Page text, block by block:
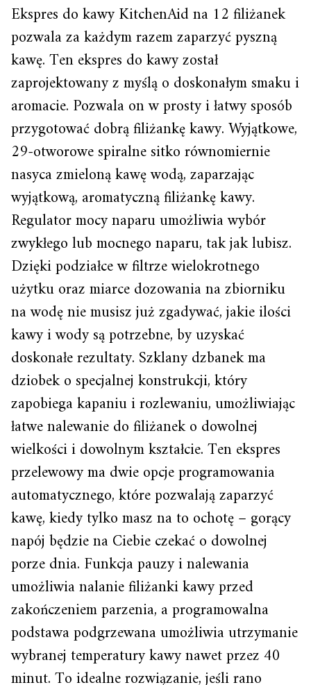
Ekspres do kawy KitchenAid na 12 filiżanek
pozwala za każdym razem zaparzyć pyszną
kawę. Ten ekspres do kawy został
zaprojektowany z myślą o doskonałym smaku i
aromacie. Pozwala on w prosty i łatwy sposób
przygotować dobrą filiżankę kawy. Wyjątkowe,
29-otworowe spiralne sitko równomiernie
nasyca zmieloną kawę wodą, zaparzając
wyjątkową, aromatyczną filiżankę kawy.
Regulator mocy naparu umożliwia wybór
zwykłego lub mocnego naparu, tak jak lubisz.
Dzięki podziałce w filtrze wielokrotnego
użytku oraz miarce dozowania na zbiorniku
na wodę nie musisz już zgadywać, jakie ilości
kawy i wody są potrzebne, by uzyskać
doskonałe rezultaty. Szklany dzbanek ma
dziobek o specjalnej konstrukcji, który
zapobiega kapaniu i rozlewaniu, umożliwiając
łatwe nalewanie do filiżanek o dowolnej
wielkości i dowolnym kształcie. Ten ekspres
przelewowy ma dwie opcje programowania
automatycznego, które pozwalają zaparzyć
kawę, kiedy tylko masz na to ochotę – gorący
napój będzie na Ciebie czekać o dowolnej
porze dnia. Funkcja pauzy i nalewania
umożliwia nalanie filiżanki kawy przed
zakończeniem parzenia, a programowalna
podstawa podgrzewana umożliwia utrzymanie
wybranej temperatury kawy nawet przez 40
minut. To idealne rozwiązanie, jeśli rano